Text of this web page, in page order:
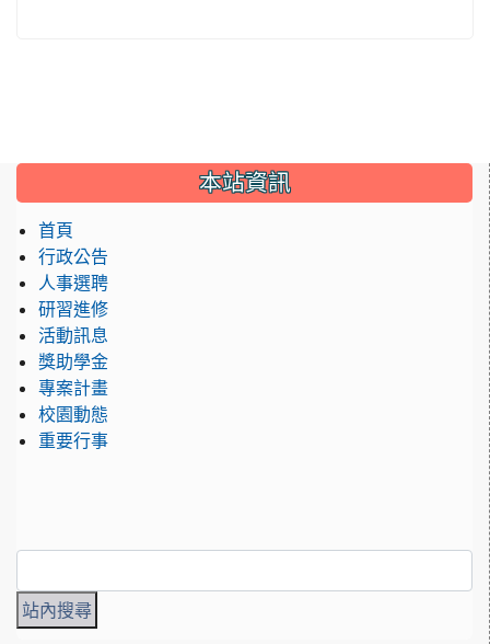
::: 本站資訊
首頁
行政公告
人事選聘
研習進修
活動訊息
獎助學金
專案計畫
校園動態
重要行事